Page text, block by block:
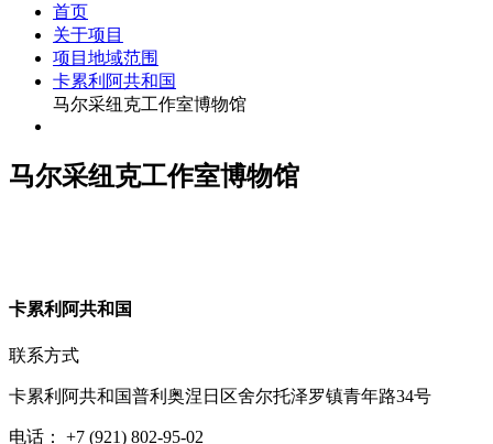
首页
关于项目
项目地域范围
卡累利阿共和国
马尔采纽克工作室博物馆
马尔采纽克工作室博物馆
卡累利阿共和国
联系方式
卡累利阿共和国普利奥涅日区舍尔托泽罗镇青年路34号
电话： +7 (921) 802-95-02